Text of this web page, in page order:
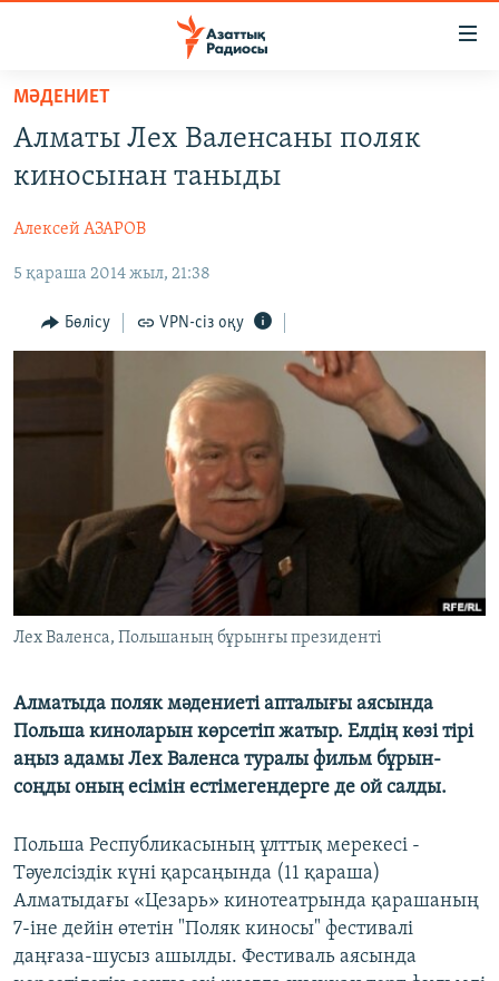
Skip
main
content
to
Navigation
ҚАҢТАР ОҚИҒАСЫ
АДАМ ҚҰҚЫҚТАРЫ
ӘЛЕУМЕТ
АРНАЙЫ ЖОБАЛАР
ЖАЗЫЛЫҢЫЗ
Басқа тілдерде
МӘДЕНИЕТ
Алматы Лех Валенсаны поляк
киносынан таныды
Алексей АЗАРОВ
5 қараша 2014 жыл, 21:38
Бөлісу VPN-сіз оқу
Лех Валенса, Польшаның бұрынғы президенті
Алматыда поляк мәдениеті апталығы аясында
Польша киноларын көрсетіп жатыр. Елдің көзі тірі
аңыз адамы Лех Валенса туралы фильм бұрын-
соңды оның есімін естімегендерге де ой салды.
Польша Республикасының ұлттық мерекесі -
Тәуелсіздік күні қарсаңында (11 қараша)
Алматыдағы «Цезарь» кинотеатрында қарашаның
7-іне дейін өтетін "Поляк киносы" фестивалі
даңғаза-шусыз ашылды. Фестиваль аясында